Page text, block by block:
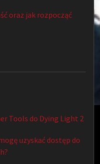
oraz jak rozpocząć
Tools do Dying Light 2
uzyskać dostęp do
przez właściciela
i wykorzystuje pliki
użytkowania.